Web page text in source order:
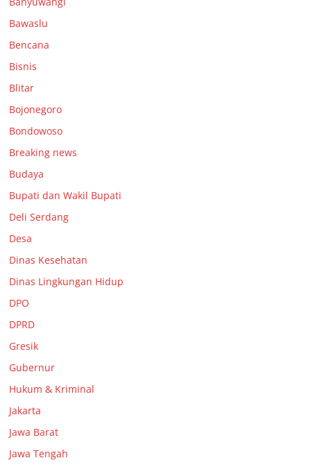
Bawaslu
Bencana
Bisnis
Blitar
Bojonegoro
Bondowoso
Breaking news
Budaya
Bupati dan Wakil Bupati
Deli Serdang
Desa
Dinas Kesehatan
Dinas Lingkungan Hidup
DPO
DPRD
Gresik
Gubernur
Hukum & Kriminal
Jakarta
Jawa Barat
Jawa Tengah